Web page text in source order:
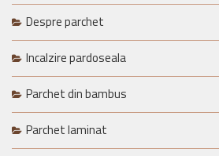
Despre parchet
Incalzire pardoseala
Parchet din bambus
Parchet laminat